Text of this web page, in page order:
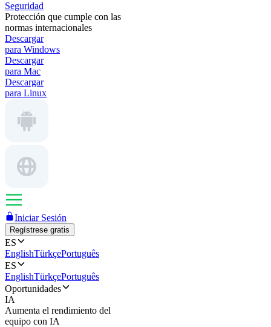
Seguridad
Protección que cumple con las
normas internacionales
Descargar
para Windows
Descargar
para Mac
Descargar
para Linux
Iniciar Sesión
Regístrese gratis
ES
EnglishTürkçePortuguês
ES
EnglishTürkçePortuguês
Oportunidades
IA
Aumenta el rendimiento del
equipo con IA